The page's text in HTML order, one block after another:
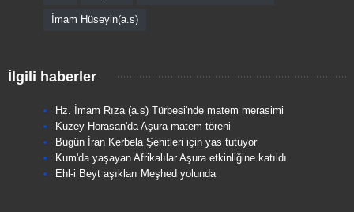
İmam Hüseyin(a.s)
İlgili haberler
Hz. İmam Rıza (a.s) Türbesi'nde matem merasimi
Kuzey Horasan'da Aşura matem töreni
Bugün İran Kerbela Şehitleri için yas tutuyor
Kum'da yaşayan Afrikalılar Aşura etkinliğine katıldı
Ehl-i Beyt aşıkları Meşhed yolunda